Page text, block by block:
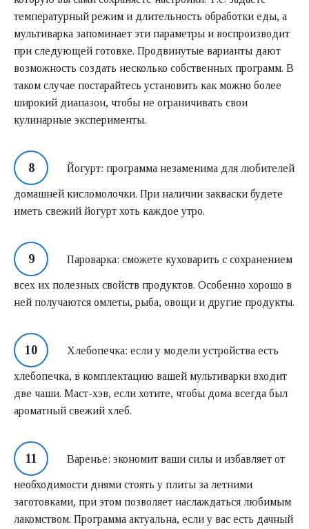
температурный режим и длительность обработки еды, а
мультиварка запоминает эти параметры и воспроизводит
при следующей готовке. Продвинутые варианты дают
возможность создать несколько собственных программ. В
таком случае постарайтесь установить как можно более
широкий диапазон, чтобы не ограничивать свои
кулинарные эксперименты.
Йогурт: программа незаменима для любителей
домашней кисломолочки. При наличии закваски будете
иметь свежий йогурт хоть каждое утро.
Пароварка: сможете куховарить с сохранением
всех их полезных свойств продуктов. Особенно хорошо в
ней получаются омлеты, рыба, овощи и другие продукты.
Хлебопечка: если у модели устройства есть
хлебопечка, в комплектацию вашей мультиварки входит
две чаши. Маст-хэв, если хотите, чтобы дома всегда был
ароматный свежий хлеб.
Варенье: экономит ваши силы и избавляет от
необходимости днями стоять у плиты за летними
заготовками, при этом позволяет наслаждаться любимым
лакомством. Программа актуальна, если у вас есть дачный